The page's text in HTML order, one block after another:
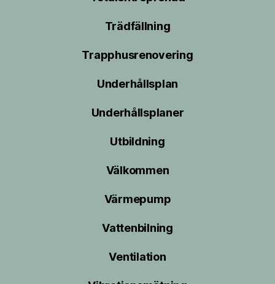
Trädfällning
Trapphusrenovering
Underhållsplan
Underhållsplaner
Utbildning
Välkommen
Värmepump
Vattenbilning
Ventilation